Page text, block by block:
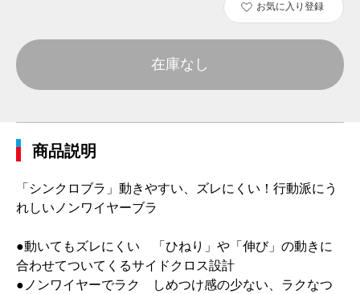
お気に入り登録
在庫なし
商品説明
「シンクロブラ」動きやすい、ズレにくい！行動派にう
れしいノンワイヤーブラ
●動いてもズレにくい 「ひねり」や「伸び」の動きに
合わせてついてくるサイドクロス設計
●ノンワイヤーでラク しめつけ感の少ない、ラクなつ